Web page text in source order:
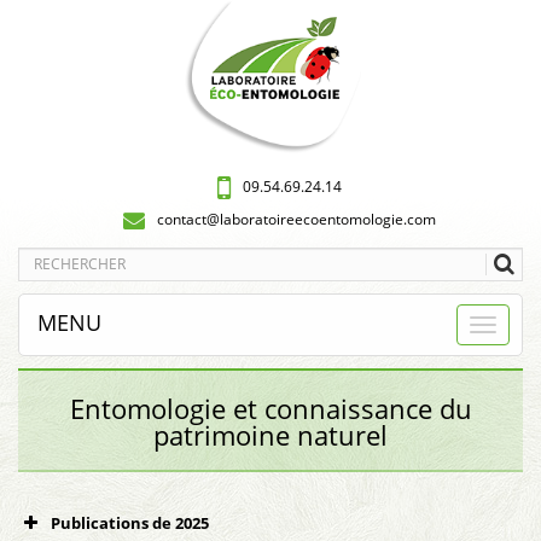
09.54.69.24.14
contact@laboratoireecoentomologie.com
MENU
Entomologie et connaissance du
patrimoine naturel
Publications de 2025